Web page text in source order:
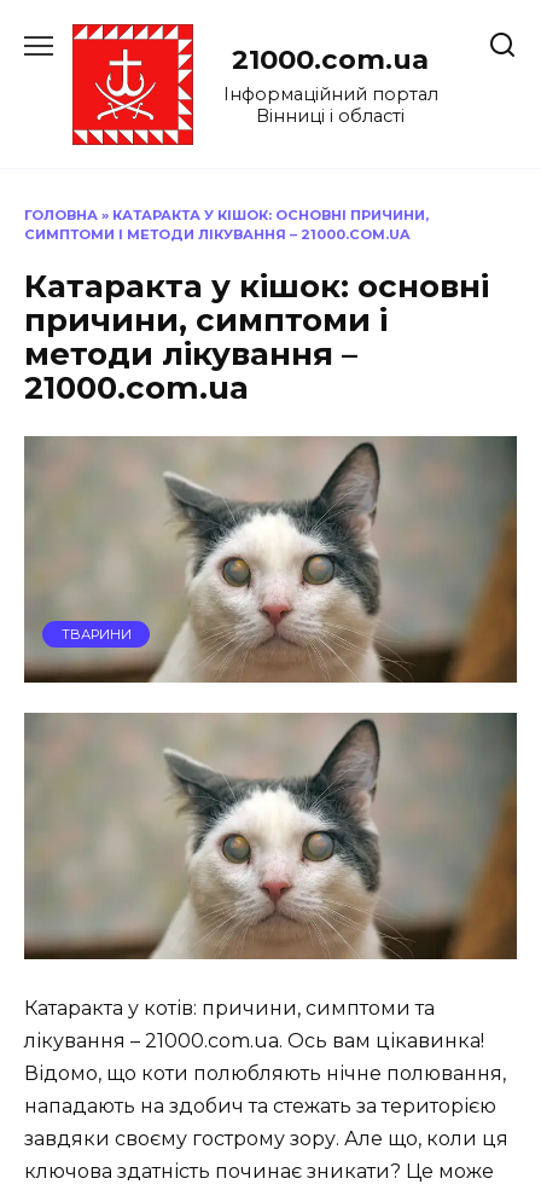
до
21000.com.ua
Інформаційний портал
Вінниці і області
ГОЛОВНА » КАТАРАКТА У КІШОК: ОСНОВНІ ПРИЧИНИ,
СИМПТОМИ І МЕТОДИ ЛІКУВАННЯ – 21000.COM.UA
Катаракта у кішок: основні
причини, симптоми і
методи лікування –
21000.com.ua
ТВАРИНИ
Катаракта у котів: причини, симптоми та
лікування – 21000.com.ua. Ось вам цікавинка!
Відомо, що коти полюбляють нічне полювання,
нападають на здобич та стежать за територією
завдяки своєму гострому зору. Але що, коли ця
ключова здатність починає зникати? Це може